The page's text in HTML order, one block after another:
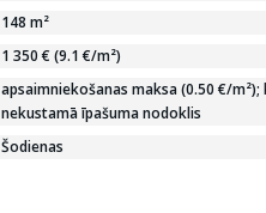
148 m²
1 350 € (9.1 €/m²)
apsaimniekošanas maksa (0.50 €/
nekustamā īpašuma nodoklis
Šodienas